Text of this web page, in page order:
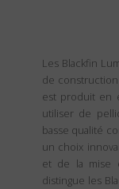
Les Blackfin
de
est produit en
utiliser de
basse qualité
un choix
et de la mise
distingue les